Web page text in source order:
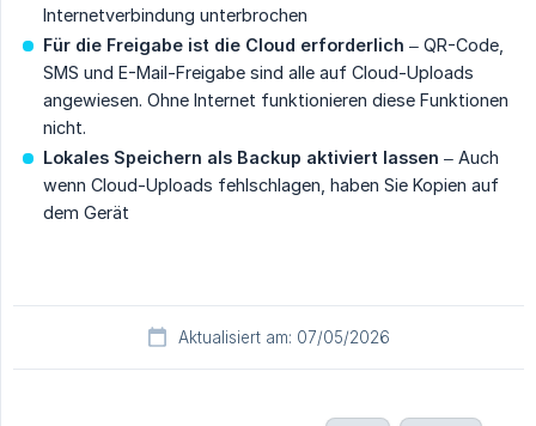
Internetverbindung unterbrochen
Für die Freigabe ist die Cloud erforderlich – QR-Code,
SMS und E-Mail-Freigabe sind alle auf Cloud-Uploads
angewiesen. Ohne Internet funktionieren diese Funktionen
nicht.
Lokales Speichern als Backup aktiviert lassen – Auch
wenn Cloud-Uploads fehlschlagen, haben Sie Kopien auf
dem Gerät
Aktualisiert am: 07/05/2026